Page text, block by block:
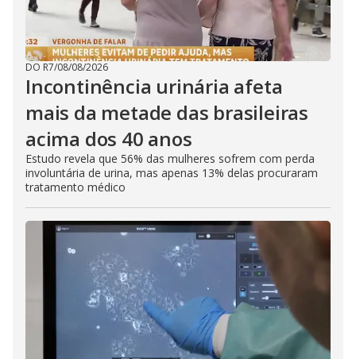
DO R7/08/08/2026
Incontinência urinária afeta
mais da metade das brasileiras
acima dos 40 anos
Estudo revela que 56% das mulheres sofrem com perda
involuntária de urina, mas apenas 13% delas procuraram
tratamento médico